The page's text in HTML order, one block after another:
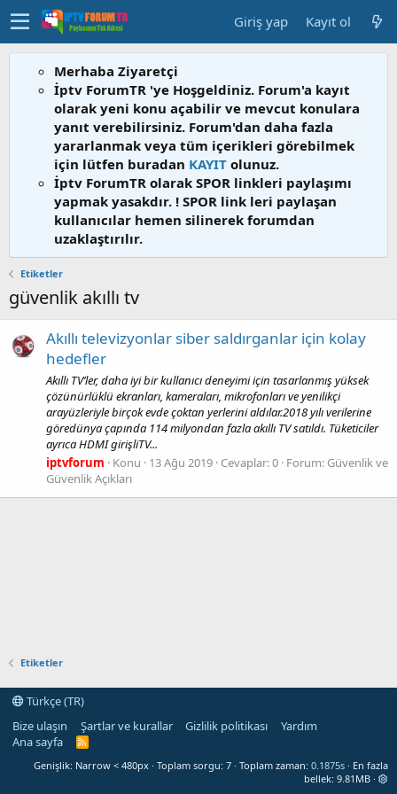
Giriş yap Kayıt ol
Merhaba Ziyaretçi
İptv ForumTR 'ye Hoşgeldiniz. Forum'a kayıt
olarak yeni konu açabilir ve mevcut konulara
yanıt verebilirsiniz. Forum'dan daha fazla
yararlanmak veya tüm içerikleri görebilmek
için lütfen buradan KAYIT olunuz.
İptv ForumTR olarak SPOR linkleri paylaşımı
yapmak yasakdır. ! SPOR link leri paylaşan
kullanıcılar hemen silinerek forumdan
uzaklaştırılır.
Etiketler
güvenlik akıllı tv
Akıllı televizyonlar siber saldırganlar için kolay
hedefler
Akıllı TV’ler, daha iyi bir kullanıcı deneyimi için tasarlanmış yüksek
çözünürlüklü ekranları, kameraları, mikrofonları ve yenilikçi
arayüzleriyle birçok evde çoktan yerlerini aldılar.2018 yılı verilerine
göredünya çapında 114 milyondan fazla akıllı TV satıldı. Tüketiciler
ayrıca HDMI girişliTV...
iptvforum
Konu 13 Ağu 2019 Cevaplar: 0 Forum: Güvenlik ve
Güvenlik Açıkları
Etiketler
Türkçe (TR)
Bize ulaşın
Şartlar ve kurallar Gizlilik politikası
Yardım
Ana sayfa
R
S
Genişlik Toplam sorgu 7 Toplam zaman 0.1875s
En fazla
bellek 9.81MB